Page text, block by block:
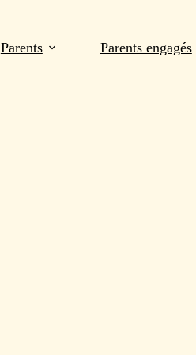
Parents Parents engagés